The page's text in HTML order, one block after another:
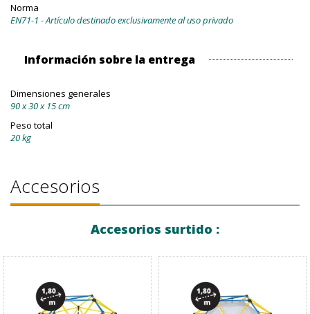
Norma
EN71-1 - Artículo destinado exclusivamente al uso privado
Información sobre la entrega
Dimensiones generales
90 x 30 x 15 cm
Peso total
20 kg
Accesorios
Accesorios surtido :